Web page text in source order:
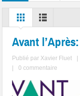
Avant
Publié par Xavier Fluet
0 commentaire